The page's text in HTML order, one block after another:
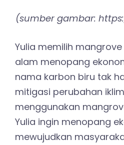
(sumber gambar:
Yulia memilih mangrove
alam menopang
nama karbon biru tak
mitigasi perubahan
menggunakan
Yulia ingin menopang
mewujudkan